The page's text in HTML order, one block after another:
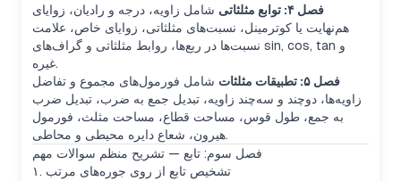
فصل ۴: توابع مثلثاتی
شامل زاویه، درجه و رادیان، زوایای
هم‌نهایت یا کوترمینل، نسبت‌های مثلثاتی، زوایای خاص، علامت
نسبت‌ها در ربع‌ها، روابط مثلثاتی و گراف‌های sin, cos, tan و
غیره.
فصل ۵: تطبیقات مثلثات
شامل فورمول‌های مجموع و تفاضل
زاویه‌ها، دوچند و سه‌چند زاویه، تبدیل جمع به ضرب، تبدیل ضرب
به جمع، طول قوس، مساحت قطاع، مساحت مثلث، فورمول
هیرون، شعاع دایره محیطی و محاطی.
فصل سوم: تابع — تشریح منظم سوالات مهم
۱. تشخیص تابع از روی جوره‌های مرتب